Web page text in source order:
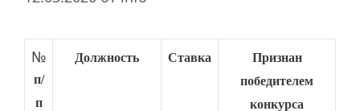
№
п/
п
Должность Ставка
Признан
победителем
конкурса